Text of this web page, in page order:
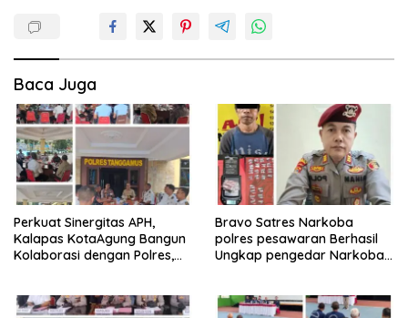
Baca Juga
Perkuat Sinergitas APH,
Kalapas KotaAgung Bangun
Kolaborasi dengan Polres,
Lapas
Bravo Satres Narkoba
polres pesawaran Berhasil
Ungkap pengedar Narkoba